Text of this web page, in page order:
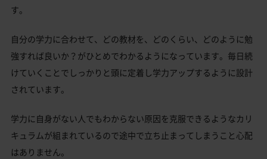
す。
自分の学力に合わせて、どの教材を、どのくらい、どのように勉
強すれば良いか？がひとめでわかるようになっています。毎日続
けていくことでしっかりと頭に定着し学力アップするように設計
されています。
学力に自身がない人でもわからない原因を克服できるようなカリ
キュラムが組まれているので途中で立ち止まってしまうこと心配
はありません。